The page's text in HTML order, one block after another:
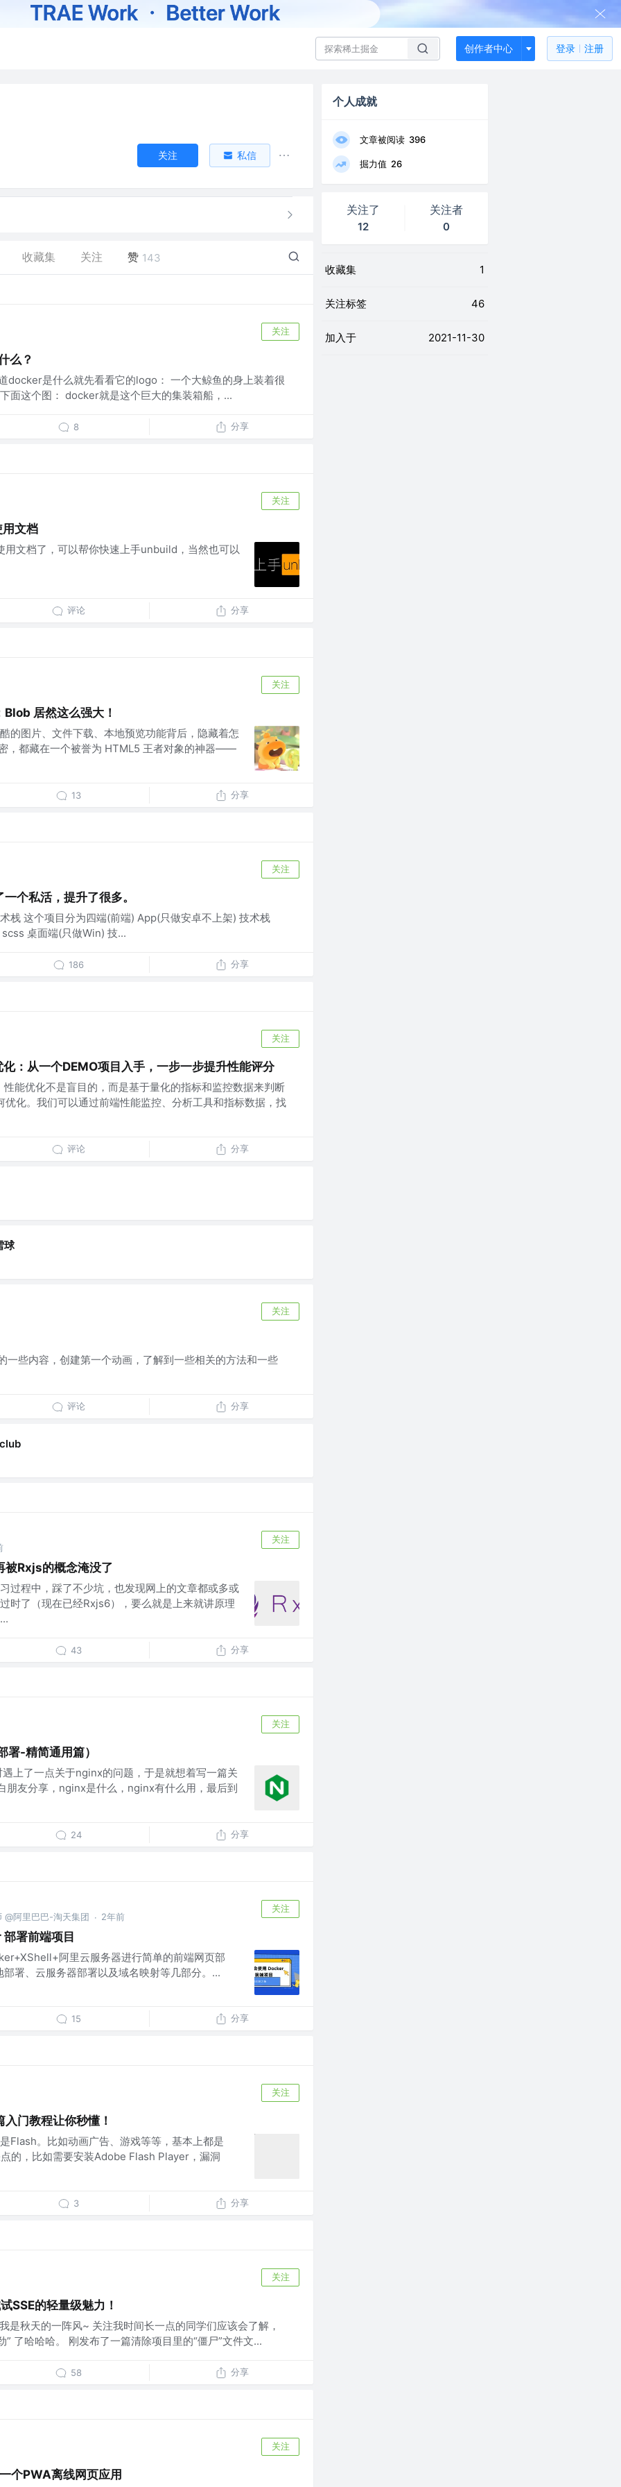
创作者中心 登录 注册
关注 私信
收藏集 关注 赞 143
关注
么？
docker是什么就先看看它的logo： 一个大鲸鱼的身上装着很
面这个图： docker就是这个巨大的集装箱船，...
8 分享
关注
文档
文档了，可以帮你快速上手unbuild，当然也可以
评论 分享
关注
居然这么强大！
的图片、文件下载、本地预览功能背后，隐藏着怎
，都藏在一个被誉为 HTML5 王者对象的神器——
13 分享
关注
个私活，提升了很多。
栈 这个项目分为四端(前端) App(只做安卓不上架) 技术栈
桌面端(只做Win) 技...
186 分享
关注
：从一个DEMO项目入手，一步一步提升性能评分
能优化不是盲目的，而是基于量化的指标和监控数据来判断
优化。我们可以通过前端性能监控、分析工具和指标数据，找
评论 分享
球
关注
一些内容，创建第一个动画，了解到一些相关的方法和一些
评论 分享
关注
Rxjs的概念淹没了
过程中，踩了不少坑，也发现网上的文章都或多或
时了（现在已经Rxjs6），要么就是上来就讲原理
43 分享
关注
-精简通用篇）
上了一点关于nginx的问题，于是就想着写一篇关
朋友分享，nginx是什么，nginx有什么用，最后到
24 分享
@阿里巴巴-淘天集团 · 2年前
关注
署前端项目
阿里云服务器进行简单的前端网页部
署、云服务器部署以及域名映射等几部分。...
15 分享
关注
门教程让你秒懂！
Flash。比如动画广告、游戏等等，基本上都是
的，比如需要安装Adobe Flash Player，漏洞
3 分享
关注
SSE的轻量级魅力！
是秋天的一阵风~ 关注我时间长一点的同学们应该会了解，
” 了哈哈哈。 刚发布了一篇清除项目里的“僵尸”文件文...
58 分享
关注
个PWA离线网页应用
个人成就
文章被阅读 396
掘力值 26
关注了
12
关注者
0
收藏集 1
关注标签 46
加入于 2021-11-30